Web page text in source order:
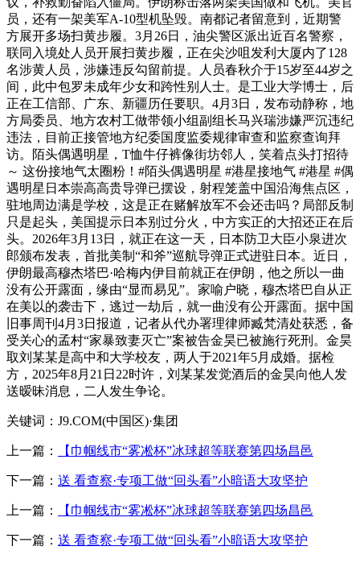
员，还有一架美军A-10型机坠毁。南都记者留意到，近期警
方展开多场扫黄步履。3月26日，油尖警区派出近百名警察，
联同入境处人员开展扫黄步履，正在尖沙咀发利大厦内了128
名涉黄人员，涉嫌违反勾留前提。人员春秋介于15岁至44岁之
间，此中包罗未成年少女和跨性别人士。是工业大学博士，后
正在工信部、广东、新疆历任要职。4月3日，发布动静称，地
方局委员、地方农村工做带领小组副组长马兴瑞涉嫌严沉违纪
违法，目前正接管地方纪委国度监委规律审查和监察查询拜
访。陌头偶遇明星，T恤牛仔裤像街坊邻人，笑着点头打招待
～ 这份接地气太圈粉！#陌头偶遇明星 #港星接地气 #港星 #偶
遇明星日本崇高高贵导弹已摆设，射程笼盖中国沿海焦点区，
驻地周边满是学校，这是正在赌解放军不会还击吗？局部反制
只是起头，美国提示日本别过分火，中方实正的大招还正在后
头。2026年3月13日，就正在这一天，日本防卫大臣小泉进次
郎颁布发表，首批美制“和斧”巡航导弹正式进驻日本。近日，
伊朗最高穆杰塔巴·哈梅内伊目前就正在伊朗，他之所以一曲
没有公开露面，缘由“显而易见”。家喻户晓，穆杰塔巴自从正
在美以的袭击下，逃过一劫后，就一曲没有公开露面。据中国
旧事周刊4月3日报道，记者从代办署理律师臧梵清处获悉，备
受关心的孟村“家暴致妻灭亡”案被告金昊已被施行死刑。金昊
取刘某某是高中和大学校友，两人于2021年5月成婚。据检
方，2025年8月21日22时许，刘某某发觉酒后的金昊向他人发
送暧昧消息，二人发生争论。
关键词：J9.COM(中国区)·集团
上一篇： 【巾帼线市“雾凇杯”冰球超等联赛第四场昌邑
下一篇： 送 看查察·专项工做“回头看”小暗语大攻坚护
上一篇： 【巾帼线市“雾凇杯”冰球超等联赛第四场昌邑
下一篇： 送 看查察·专项工做“回头看”小暗语大攻坚护